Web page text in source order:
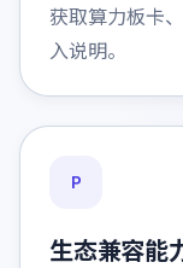
获取算力板卡
入说明。
P
生态兼容能